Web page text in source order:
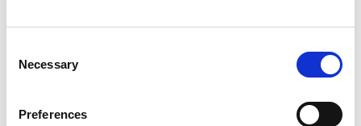
Selection
Necessary
Preferences